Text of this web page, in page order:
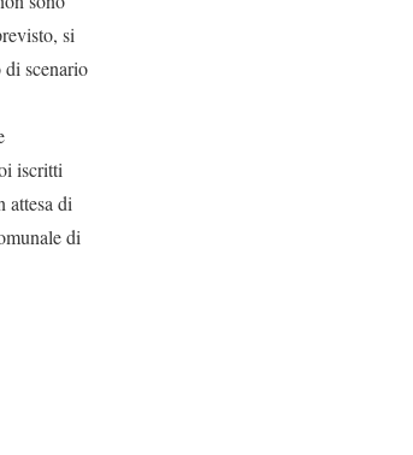
si
scenario
iscritti
attesa di
di